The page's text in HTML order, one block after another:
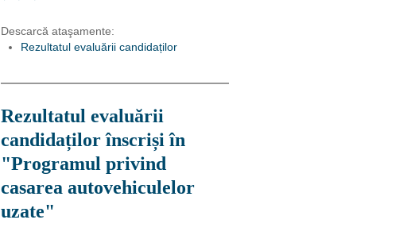
Descarcă ataşamente:
Rezultatul evaluării candidaților
Rezultatul evaluării
candidaților înscriși în
"Programul privind
casarea autovehiculelor
uzate"